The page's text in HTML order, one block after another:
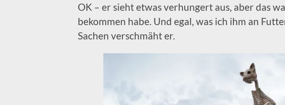
OK – er sieht etwas verhungert aus, aber das
bekommen habe. Und egal, was ich ihm an
Sachen verschmäht er.